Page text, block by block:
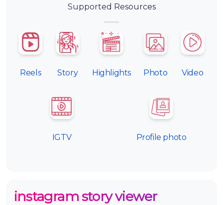
Supported Resources
Reels Story Highlights Photo Video
IGTV Profile photo
instagram story viewer